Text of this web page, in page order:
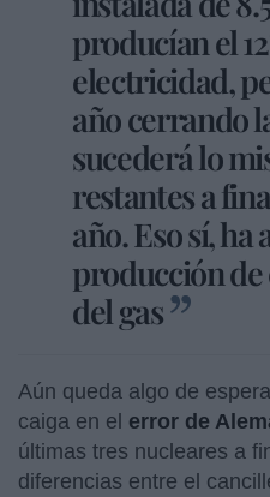
producían el
electricidad,
año cerrando
sucederá lo
restantes a
año. Eso sí,
producción de
del gas
Aún queda algo de
caiga en el error de
últimas tres nucleares a
diferencias entre el